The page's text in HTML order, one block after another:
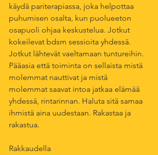
käydä pariterapiassa, joka helpottaa
puhumisen osalta, kun puolueeton
osapuoli ohjaa keskustelua. Jotkut
kokeilevat bdsm sessioita yhdessä.
Jotkut lähtevät vaeltamaan tuntureihin.
Pääasia että toiminta on sellaista mistä
molemmat nauttivat ja mistä
molemmat saavat intoa jatkaa elämää
yhdessä, rintarinnan. Haluta sitä samaa
ihmistä aina uudestaan. Rakastaa ja
rakastua.
Rakkaudella